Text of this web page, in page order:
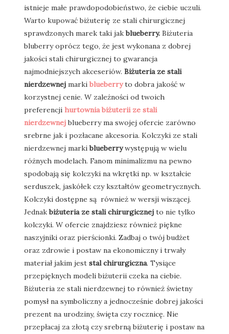
istnieje małe prawdopodobieństwo, że ciebie uczuli.
Warto kupować biżuterię ze stali chirurgicznej
sprawdzonych marek taki jakblueberry. Biżuteria
bluberry oprócz tego, że jest wykonana z dobrej
jakości stali chirurgicznej to gwarancja
najmodniejszych akceseriów. Biżuteria ze stali
nierdzewnej marki blueberryto dobra jakość w
korzystnej cenie. W zależności od twoich
preferencji hurtownia biżuterii ze stali
nierdzewnej blueberry ma swojej ofercie zarówno
srebrne jak i pozłacane akcesoria. Kolczyki ze stali
nierdzewnej markiblueberrywystępują w wielu
różnych modelach. Fanom minimalizmu na pewno
spodobają się kolczyki na wkrętki np. w kształcie
serduszek, jaskółek czy kształtów geometrycznych.
Kolczyki dostępne są również w wersji wiszącej.
Jednakbiżuteria ze stali chirurgicznej to nie tylko
kolczyki. W ofercie znajdziesz również piękne
naszyjniki oraz pierścionki. Zadbaj o twój budżet
oraz zdrowie i postaw na ekonomiczny i trwały
materiał jakim jest stal chirurgiczna. Tysiące
przepięknych modeli biżuterii czeka na ciebie.
Biżuteria ze stali nierdzewnej to również świetny
pomysł na symboliczny a jednocześnie dobrej jakości
prezent na urodziny, święta czy rocznicę. Nie
przepłacaj za złotą czy srebrną biżuterię i postaw na